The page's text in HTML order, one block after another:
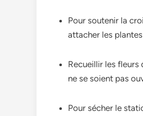
Pour soutenir la
attacher les plantes
Recueillir les fleurs
ne se soient pas
Pour sécher le